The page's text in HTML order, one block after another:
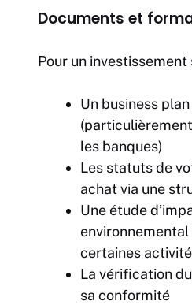
Documents et
Pour un investissement
Un business
les banques)
Les statuts de
achat via une
Une étude
certaines
La vérification
sa conformité